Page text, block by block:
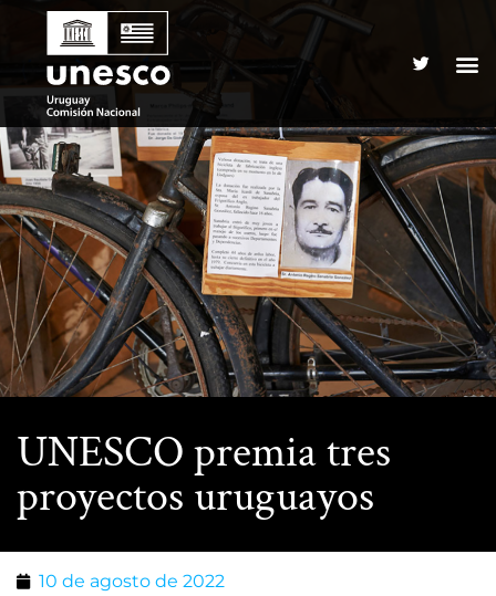
UNESCO premia tres
proyectos uruguayos
10 de agosto de 2022